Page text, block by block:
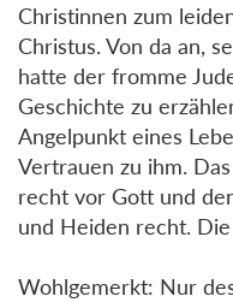
Christinnen zum
Christus. Von da an,
hatte der fromme
Geschichte zu
Angelpunkt eines
Vertrauen zu ihm.
recht vor Gott und
und Heiden recht.
Wohlgemerkt: Nur